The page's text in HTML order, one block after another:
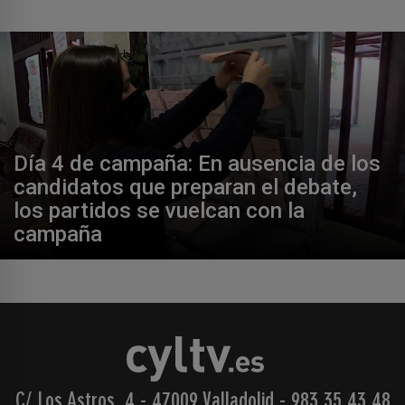
Día 4 de campaña: En ausencia de los
candidatos que preparan el debate,
los partidos se vuelcan con la
campaña